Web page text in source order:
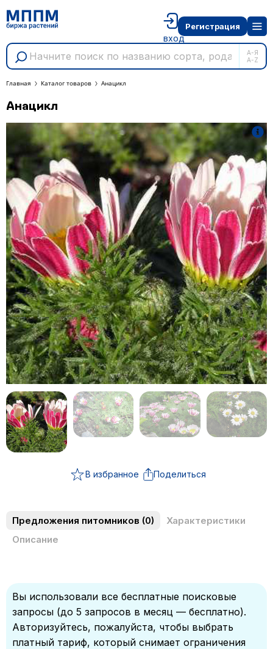
А-Я
A-Z
вход
Регистрация
Главная Каталог товаров Анацикл
Анацикл
В избранное Поделиться
Предложения питомников (0)
Характеристики
Описание
Вы использовали все бесплатные поисковые
запросы (до 5 запросов в месяц — бесплатно).
Авторизуйтесь, пожалуйста, чтобы выбрать
платный тариф, который снимает ограничения